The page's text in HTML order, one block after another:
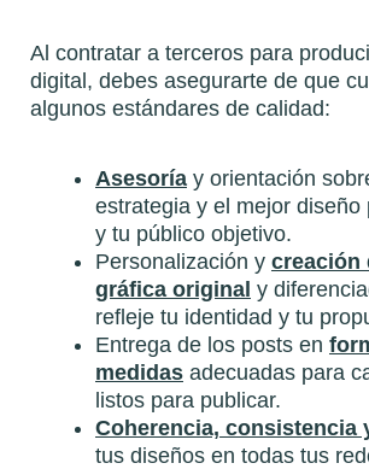
Al contratar a terceros para
digital, debes asegurarte de que
algunos estándares de calidad:
Asesoría y orientación
estrategia y el mejor diseño
y tu público objetivo.
Personalización y creación
gráfica original y
refleje tu identidad y tu
Entrega de los posts en
medidas adecuadas para
listos para publicar.
Coherencia, consistencia
tus diseños en todas tus